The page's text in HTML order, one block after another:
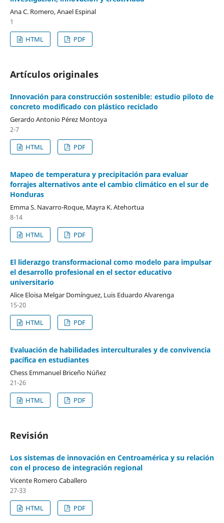
Ana C. Romero, Anael Espinal
1
HTML
PDF
Artículos originales
Innovación para construcción sostenible: estudio piloto de
concreto modificado con plástico reciclado
Gerardo Antonio Pérez Montoya
2-7
HTML
PDF
Mapeo de temperatura y precipitación para evaluar
forrajes alternativos ante el cambio climático en el sur de
Honduras
Emma S. Navarro-Roque, Mayra K. Atehortua
8-14
HTML
PDF
El liderazgo transformacional como modelo para impulsar
el desarrollo profesional en el sector educativo
universitario
Alice Eloisa Melgar Domínguez, Luis Eduardo Alvarenga
15-20
HTML
PDF
Evaluación de habilidades interculturales y de convivencia
pacífica en estudiantes
Chess Emmanuel Briceño Núñez
21-26
HTML
PDF
Revisión
Los sistemas de innovación en Centroamérica y su relación
con el proceso de integración regional
Vicente Romero Caballero
27-33
HTML
PDF